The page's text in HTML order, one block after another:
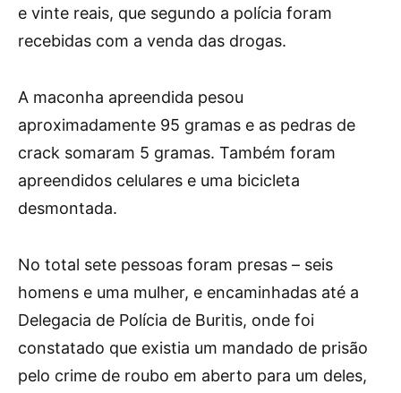
e vinte reais, que segundo a polícia foram
recebidas com a venda das drogas.
A maconha apreendida pesou
aproximadamente 95 gramas e as pedras de
crack somaram 5 gramas. Também foram
apreendidos celulares e uma bicicleta
desmontada.
No total sete pessoas foram presas – seis
homens e uma mulher, e encaminhadas até a
Delegacia de Polícia de Buritis, onde foi
constatado que existia um mandado de prisão
pelo crime de roubo em aberto para um deles,